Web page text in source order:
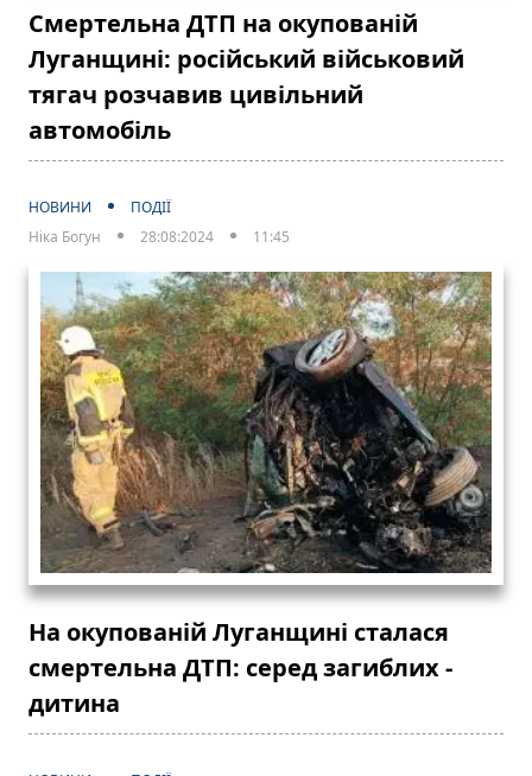
Смертельна ДТП на окупованій
Луганщині: російський військовий
тягач розчавив цивільний
автомобіль
НОВИНИ
ПОДІЇ
Ніка Богун
28:08:2024 11:45
На окупованій Луганщині сталася
смертельна ДТП: серед загиблих -
дитина